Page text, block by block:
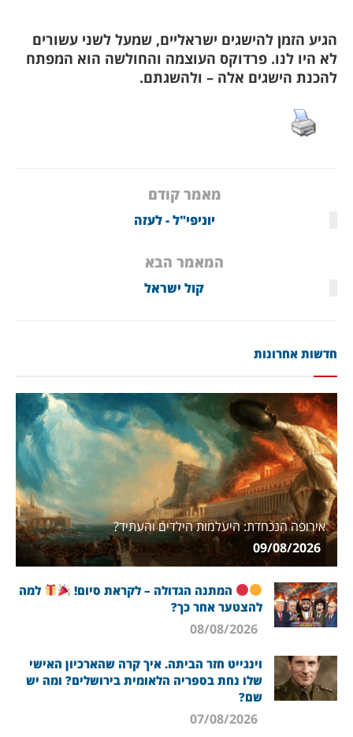
הגיע הזמן להישגים ישראליים, שמעל לשני עשורים
לא היו לנו. פרדוקס העוצמה והחולשה הוא המפתח
להכנת הישגים אלה – ולהשגתם.
מאמר קודם
יוניפי"ל - לעזה
המאמר הבא
קול ישראל
חדשות אחרונות
אירופה הנכחדת: היעלמות הילדים והעתיד?
המתנה הגדולה – לקראת סיום!
למה
להצטער אחר כך?
וינגייט חזר הביתה. איך קרה שהארכיון האישי
שלו נחת בספריה הלאומית בירושלים? ומה יש
שם?